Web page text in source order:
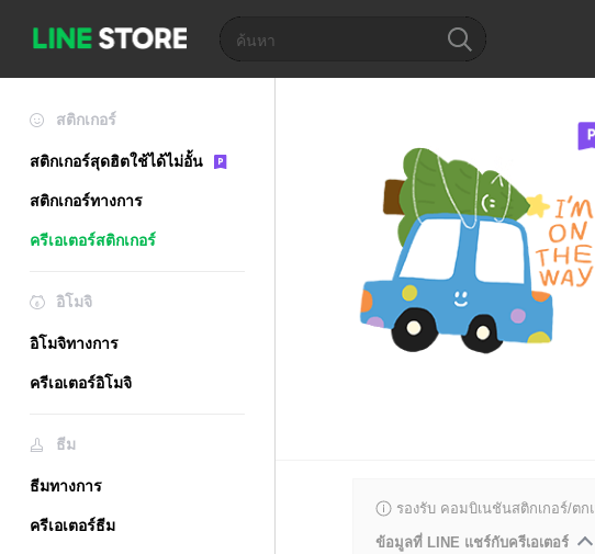
สติกเกอร์
สติกเกอร์สุดฮิตใช้ได้ไม่อั้น
สติกเกอร์ทางการ
ครีเอเตอร์สติกเกอร์
อิโมจิ
อิโมจิทางการ
ครีเอเตอร์อิโมจิ
ธีม
ธีมทางการ
ครีเอเตอร์ธีม
รองรับ คอมบิเนชันสติกเกอร์/ตก
ข้อมูลที่ LINE แชร์กับครีเอเตอร์